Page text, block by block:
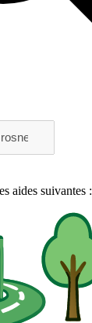
aides suivantes :